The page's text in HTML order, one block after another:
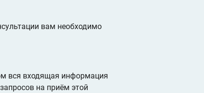
вам необходимо
вся входящая информация
на приём этой